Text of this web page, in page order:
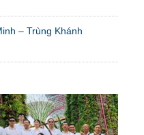
– Trùng Khánh